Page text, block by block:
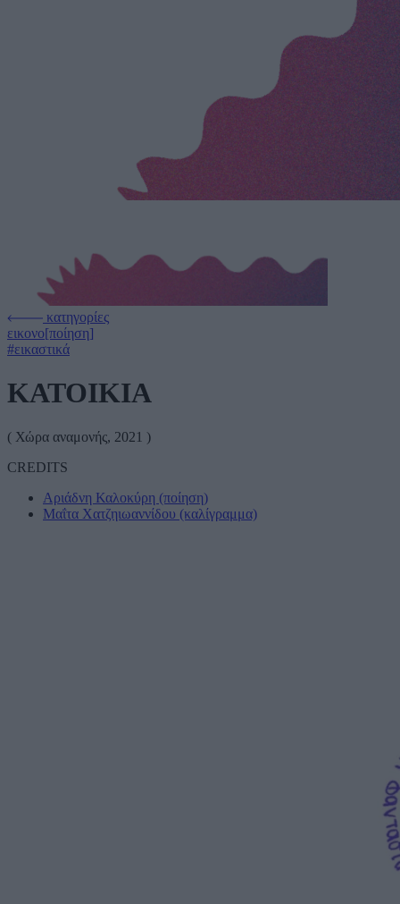
κατηγορίες
εικονο[ποίηση]
#εικαστικά
ΚΑΤΟΙΚΙΑ
( Χώρα αναμονής, 2021 )
CREDITS
Αριάδνη Καλοκύρη (ποίηση)
Μαΐτα Χατζηιωαννίδου (καλίγραμμα)